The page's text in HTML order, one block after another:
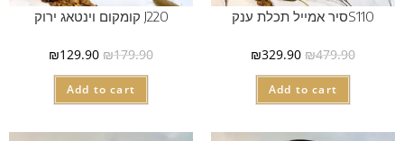
S110סיר אמייל תכלת ענק
₪479.90
₪329.90
Add to cart
J220 קומקום וינטאג ירוק
₪179.90
₪129.90
Add to cart